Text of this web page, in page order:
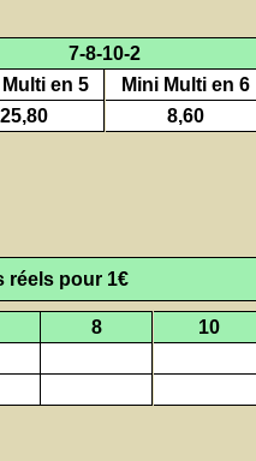
7-8-10-2
Multi en 5
Mini Multi en 6
25,80 8,60
réels pour 1€
8
10